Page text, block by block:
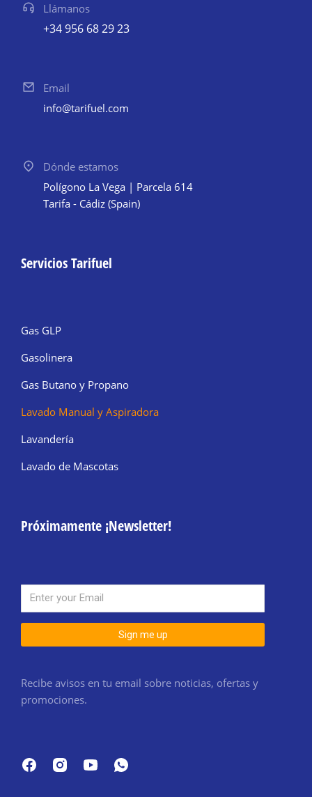
Llámanos
+34 956 68 29 23
Email
info@tarifuel.com
Dónde estamos
Polígono La Vega | Parcela 614
Tarifa - Cádiz (Spain)
Servicios Tarifuel
Gas GLP
Gasolinera
Gas Butano y Propano
Lavado Manual y Aspiradora
Lavandería
Lavado de Mascotas
Próximamente ¡Newsletter!
Sign me up
Recibe avisos en tu email sobre noticias, ofertas y
promociones.